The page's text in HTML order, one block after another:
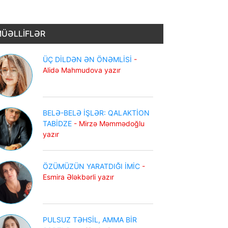
ÜÇ DİLDƏN ƏN ÖNƏMLİSİ -
Alidə Mahmudova yazır
BELƏ-BELƏ İŞLƏR: QALAKTİON
TABİDZE - Mirzə Məmmədoğlu
yazır
ÖZÜMÜZÜN YARATDIĞI İMİC -
Esmira Ələkbərli yazır
PULSUZ TƏHSİL, AMMA BİR